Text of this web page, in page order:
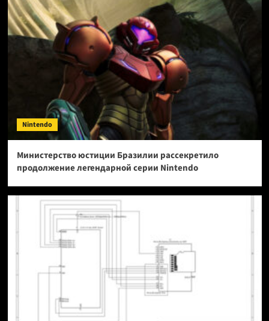
Nintendo
Министерство юстиции Бразилии рассекретило
продолжение легендарной серии Nintendo